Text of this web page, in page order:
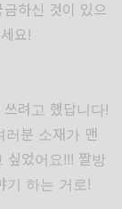
하신 것이 있으
요!
려고 했답니다!
분 소재가 맨
싶었어요!!! 짤방
기 하는 거로!